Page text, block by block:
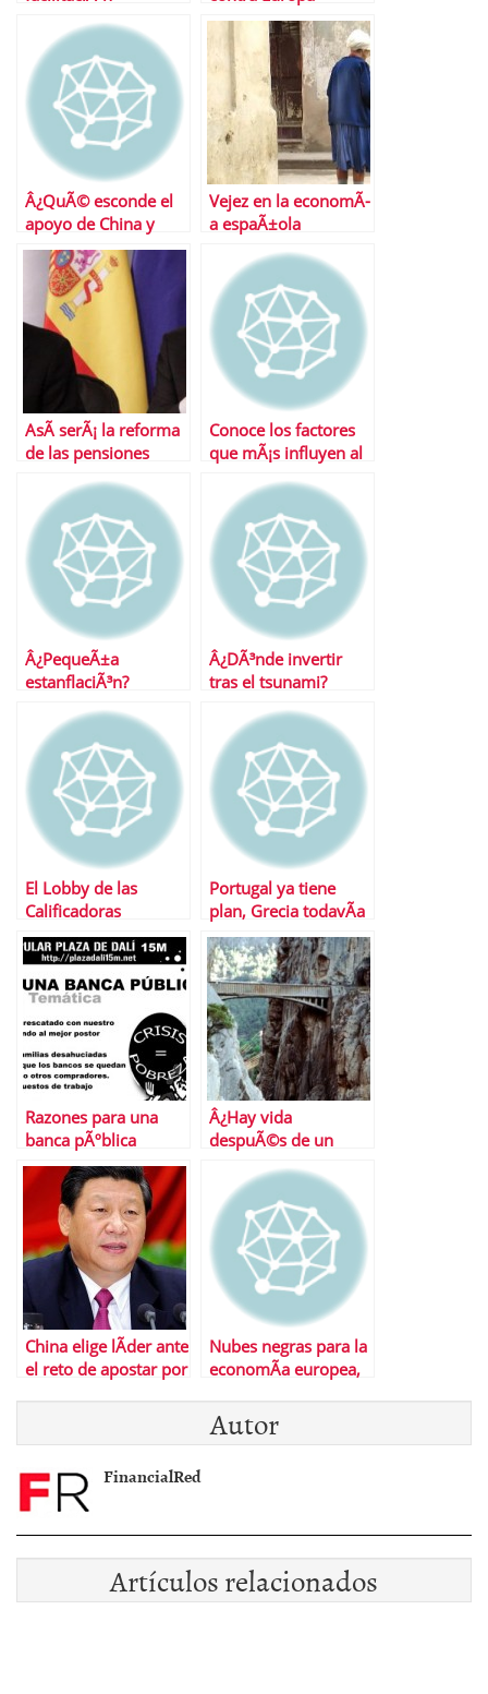
Â¿QuÃ© esconde el
apoyo de China y
JapÃ³n a EspaÃ±a?
Vejez en la economÃ­
a espaÃ±ola
AsÃ­ serÃ¡ la reforma
de las pensiones
Conoce los factores
que mÃ¡s influyen al
Â¿PequeÃ±a
estanflaciÃ³n?
Â¿DÃ³nde invertir
tras el tsunami?
El Lobby de las
Calificadoras
Portugal ya tiene
plan, Grecia todavÃ­a
deberÃ¡ esperar
Razones para una
banca pÃºblica
Â¿Hay vida
despuÃ©s de un
China elige lÃ­der ante
el reto de apostar por
Nubes negras para la
economÃ­a europea,
en la espaÃ±ola
Autor
FinancialRed
Artículos relacionados